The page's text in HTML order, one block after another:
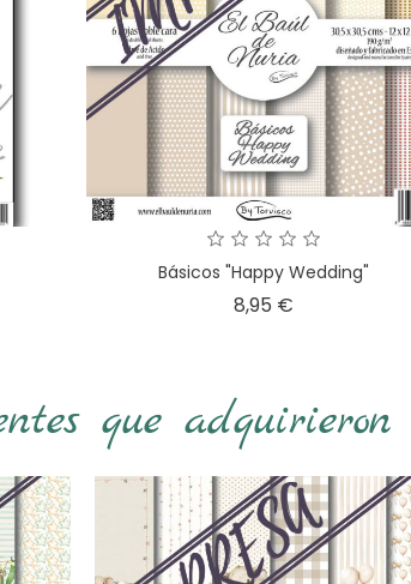
Básicos "Happy Wedding"
8,95 €Precio
que